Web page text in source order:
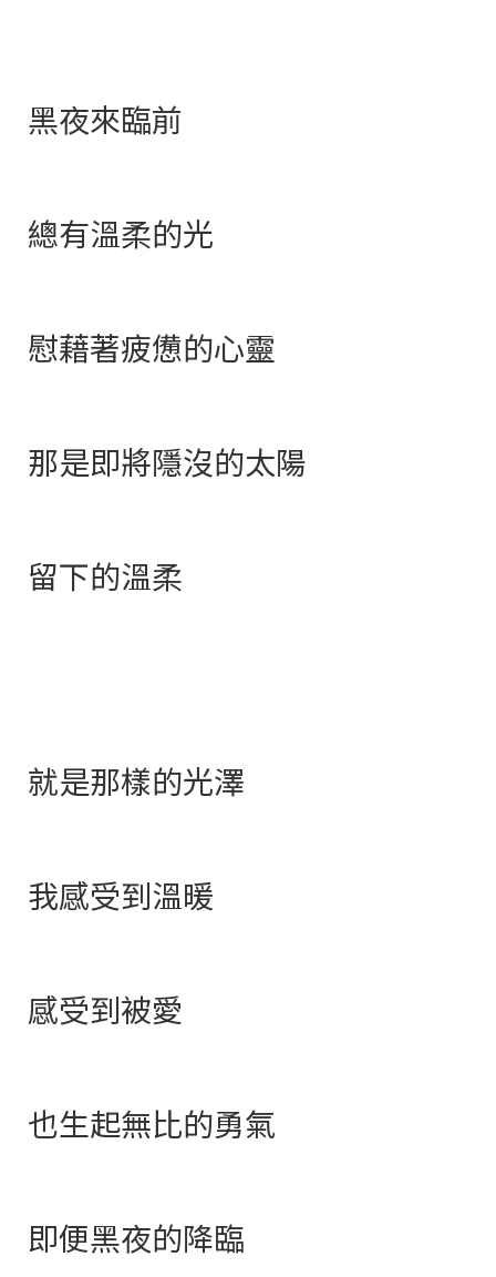
黑夜來臨前
總有溫柔的光
慰藉著疲憊的心靈
那是即將隱沒的太陽
留下的溫柔
就是那樣的光澤
我感受到溫暖
感受到被愛
也生起無比的勇氣
即便黑夜的降臨